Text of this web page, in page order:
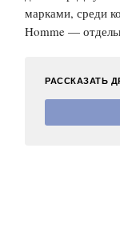
марками, среди
Homme —
РАССКАЗАТЬ